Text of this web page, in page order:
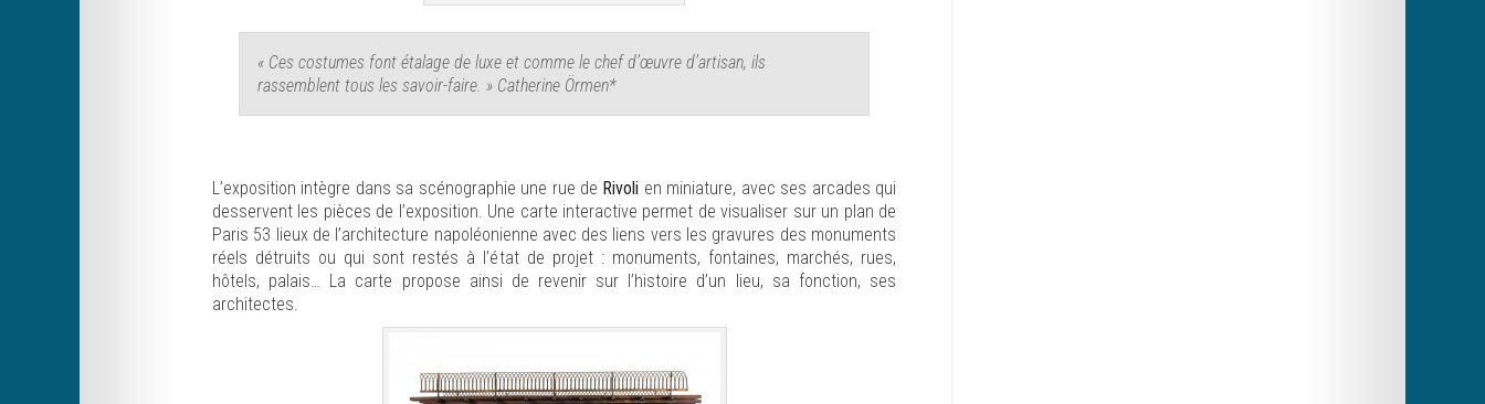
« Ces costumes font étalage de luxe et comme le chef d’œuvre d’artisan, ils
rassemblent tous les savoir-faire. » Catherine Örmen*
L’exposition intègre dans sa scénographie une rue de Rivoli en miniature, avec ses arcades qui
desservent les pièces de l’exposition. Une carte interactive permet de visualiser sur un plan de
Paris 53 lieux de l’architecture napoléonienne avec des liens vers les gravures des monuments
réels détruits ou qui sont restés à l’état de projet : monuments, fontaines, marchés, rues,
hôtels, palais… La carte propose ainsi de revenir sur l’histoire d’un lieu, sa fonction, ses
architectes.